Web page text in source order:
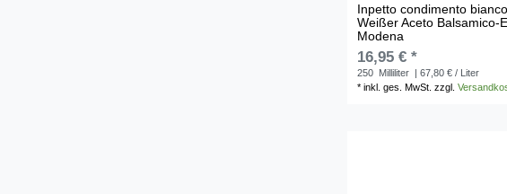
Inpetto condimento
Weißer Aceto Balsamico-
Modena
16,95 € *
250 Milliliter | 67,80 € / Liter
*inkl. ges. MwSt. zzgl.